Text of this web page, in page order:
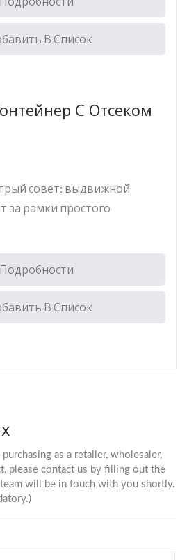
В Список
С Отсеком
совет: выдвижной
за рамки простого
Подробности
В Список